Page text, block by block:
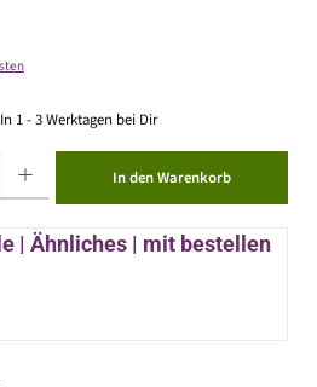
1 - 3 Werktagen bei Dir
In den Warenkorb
| Ähnliches | mit bestellen